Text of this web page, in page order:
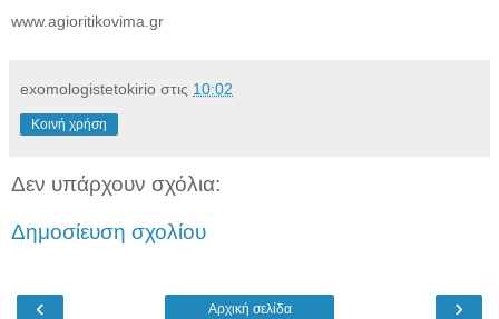
www.agioritikovima.gr
exomologistetokirio στις 10:02
Κοινή χρήση
Δεν υπάρχουν σχόλια:
Δημοσίευση σχολίου
‹ ›
Αρχική σελίδα